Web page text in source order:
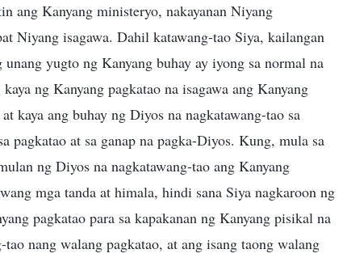
ang Kanyang ministeryo, nakayanan Niyang
Niyang isagawa. Dahil katawang-tao Siya, kailangan
yugto ng Kanyang buhay ay iyong sa normal na
ng Kanyang pagkatao na isagawa ang Kanyang
kaya ang buhay ng Diyos na nagkatawang-tao sa
pagkatao at sa ganap na pagka-Diyos. Kung, mula sa
ng Diyos na nagkatawang-tao ang Kanyang
mga tanda at himala, hindi sana Siya nagkaroon ng
pagkatao para sa kapakanan ng Kanyang pisikal na
nang walang pagkatao, at ang isang taong walang